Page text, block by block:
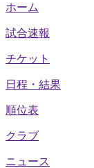
ホーム
試合速報
チケット
日程・結果
順位表
クラブ
ニュース